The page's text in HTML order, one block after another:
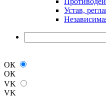
Устав,
ОК
ОК
VK
VK